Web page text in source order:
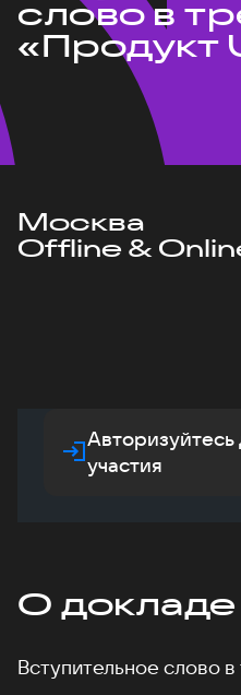
слово в
«Продукт
Москва
Offline &
Авторизуйтесь
участия
О докладе
Вступительное слово